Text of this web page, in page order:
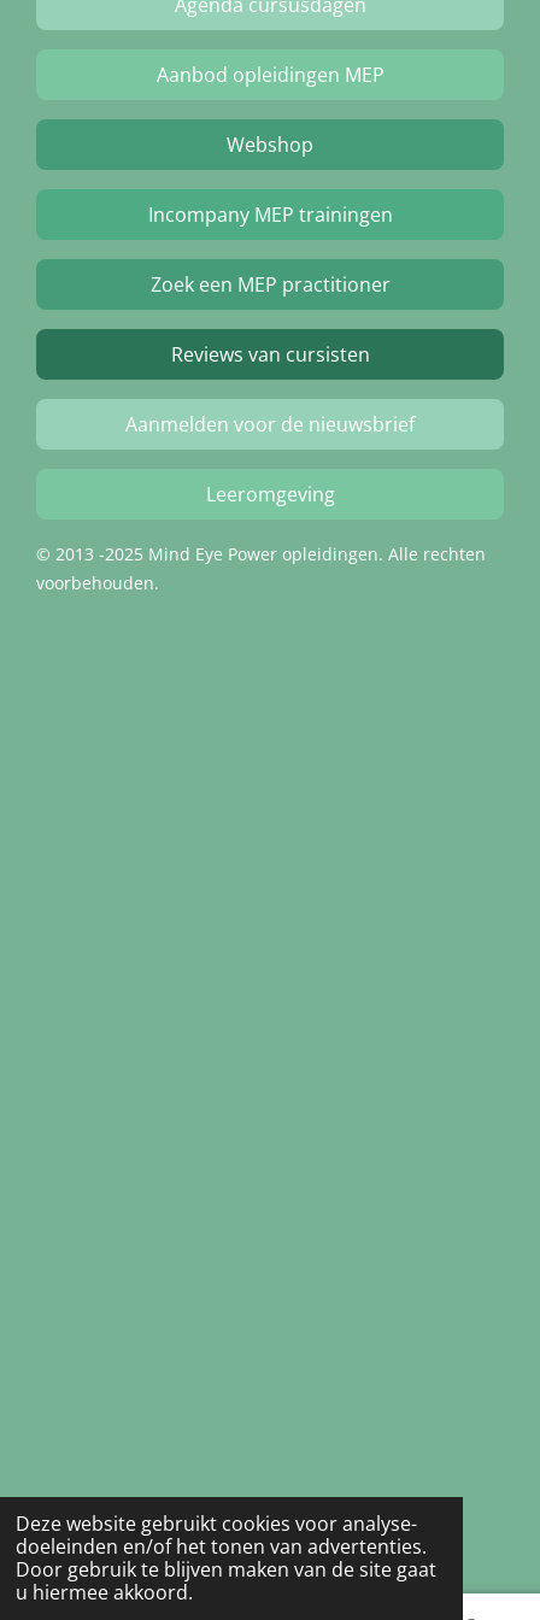
Deze website gebruikt cookies voor analyse-
doeleinden en/of het tonen van advertenties.
Door gebruik te blijven maken van de site gaat
u hiermee akkoord.
Aanbod opleidingen MEP
Webshop
Incompany MEP trainingen
Zoek een MEP practitioner
Reviews van cursisten
Aanmelden voor de nieuwsbrief
Leeromgeving
© 2013 -2025 Mind Eye Power opleidingen. Alle rechten
voorbehouden.